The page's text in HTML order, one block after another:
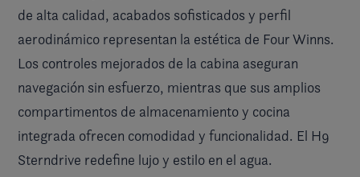
de alta calidad, acabados sofisticados y perfil
aerodinámico representan la estética de Four Winns.
Los controles mejorados de la cabina aseguran
navegación sin esfuerzo, mientras que sus amplios
compartimentos de almacenamiento y cocina
integrada ofrecen comodidad y funcionalidad. El H9
Sterndrive redefine lujo y estilo en el agua.